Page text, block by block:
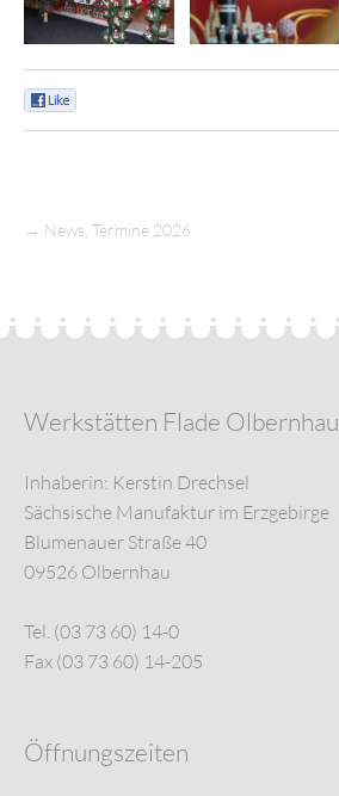
→ News Termine 2026
Werkstätten Flade Olbernhau
Inhaberin: Kerstin Drechsel
Sächsische Manufaktur im Erzgebirge
Blumenauer Straße 40
09526 Olbernhau
Tel. (03 73 60) 14-0
Fax (03 73 60) 14-205
Öffnungszeiten